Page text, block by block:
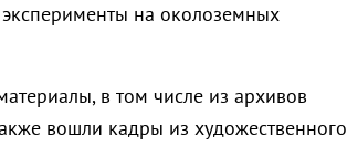
на околоземных
в том числе из архивов
вошли кадры из художественного